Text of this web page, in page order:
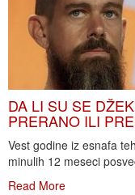
DA LI SU SE
PRERANO ILI
Vest godine iz esnafa
minulih 12 meseci
Read More